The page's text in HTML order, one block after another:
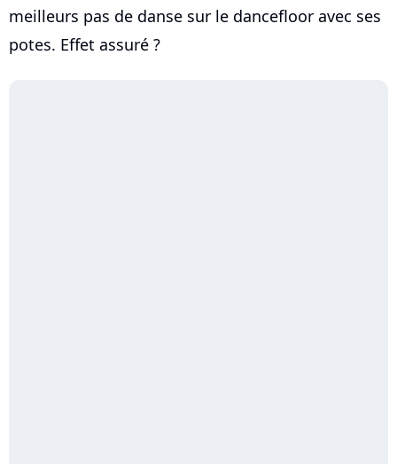
meilleurs pas de danse sur le dancefloor avec ses
potes. Effet assuré ?